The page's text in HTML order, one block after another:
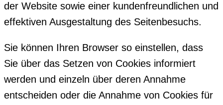
der Website sowie einer kundenfreundlichen und
effektiven Ausgestaltung des Seitenbesuchs.
Sie können Ihren Browser so einstellen, dass
Sie über das Setzen von Cookies informiert
werden und einzeln über deren Annahme
entscheiden oder die Annahme von Cookies für